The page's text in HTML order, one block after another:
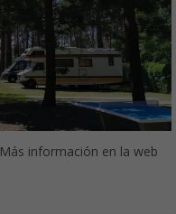
información en la web